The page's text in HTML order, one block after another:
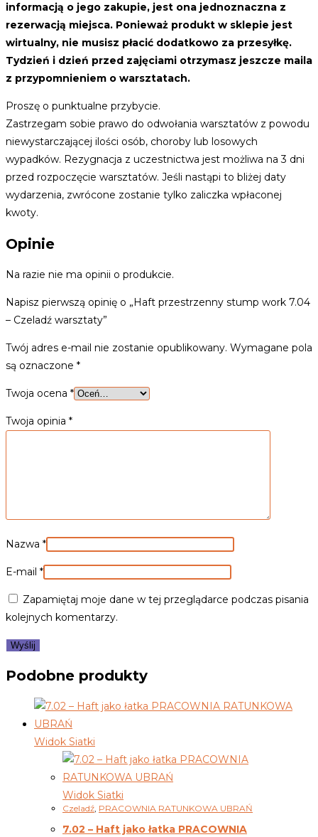
informacją o jego zakupie, jest ona jednoznaczna z
rezerwacją miejsca. Ponieważ produkt w sklepie jest
wirtualny, nie musisz płacić dodatkowo za przesyłkę.
Tydzień i dzień przed zajęciami otrzymasz jeszcze maila
z przypomnieniem o warsztatach.
Proszę o punktualne przybycie.
Zastrzegam sobie prawo do odwołania warsztatów z powodu
niewystarczającej ilości osób, choroby lub losowych
wypadków. Rezygnacja z uczestnictwa jest możliwa na 3 dni
przed rozpoczęcie warsztatów. Jeśli nastąpi to bliżej daty
wydarzenia, zwrócone zostanie tylko zaliczka wpłaconej
kwoty.
Opinie
Na razie nie ma opinii o produkcie.
Napisz pierwszą opinię o „Haft przestrzenny stump work 7.04
– Czeladź warsztaty”
Twój adres e-mail nie zostanie opublikowany. Wymagane pola
są oznaczone *
Twoja ocena *
Twoja opinia *
Nazwa *
E-mail *
Zapamiętaj moje dane w tej przeglądarce podczas pisania
kolejnych komentarzy.
Podobne produkty
Widok Siatki
Widok Siatki
Czeladź PRACOWNIA RATUNKOWA UBRAŃ
7.02 – Haft jako łatka PRACOWNIA